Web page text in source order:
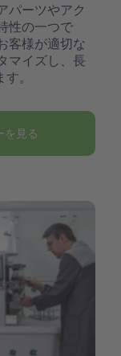
パーツやアク
性の一つで
客様が適切な
マイズし、長
す。
を見る